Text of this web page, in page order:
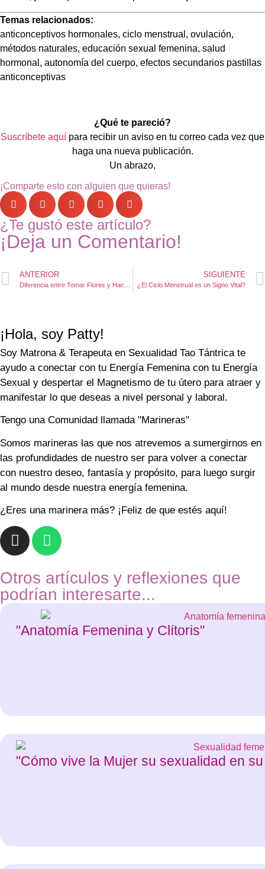
Temas relacionados:
anticonceptivos hormonales, ciclo menstrual, ovulación,
métodos naturales, educación sexual femenina, salud
hormonal, autonomía del cuerpo, efectos secundarios pastillas
anticonceptivas
¿Qué te pareció?
Suscríbete aquí para recibir un aviso en tu correo cada vez que
haga una nueva publicación.
Un abrazo,
¡Comparte esto con alguien que quieras!
¿Te gustó este artículo?
¡Deja un Comentario!
ANTERIOR SIGUIENTE
¿El Ciclo Menstrual es un Signo Vital?
¡Hola, soy Patty!
Soy Matrona & Terapeuta en Sexualidad Tao Tántrica te
ayudo a conectar con tu Energía Femenina con tu Energía
Sexual y despertar el Magnetismo de tu útero para atraer y
manifestar lo que deseas a nivel personal y laboral.
Tengo una Comunidad llamada "Marineras"
Somos marineras las que nos atrevemos a sumergirnos en
las profundidades de nuestro ser para volver a conectar
con nuestro deseo, fantasía y propósito, para luego surgir
al mundo desde nuestra energía femenina.
¿Eres una marinera más? ¡Feliz de que estés aquí!
Otros artículos y reflexiones que
podrían interesarte...
"Anatomía Femenina y Clítoris"
"Cómo vive la Mujer su sexualidad en